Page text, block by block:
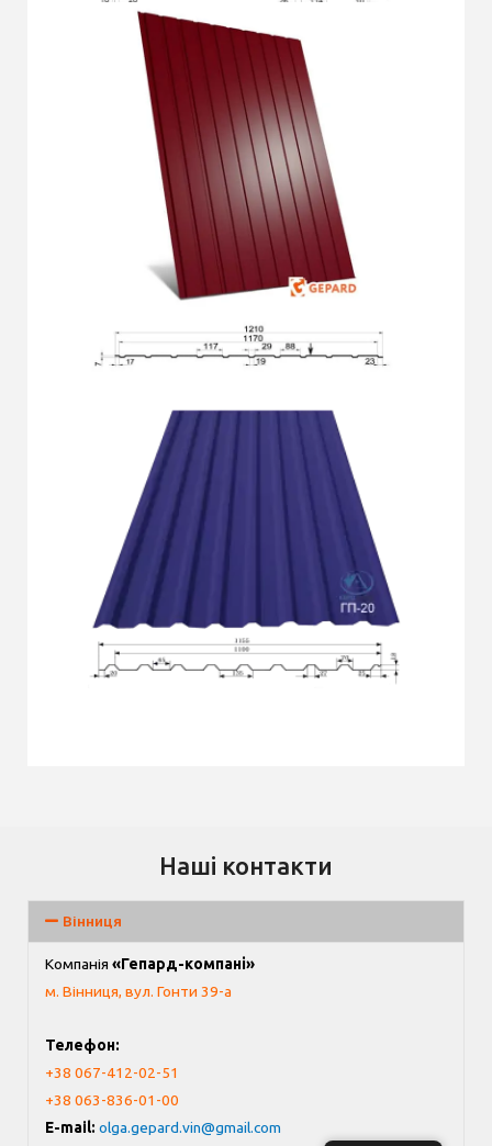
ГП-7
Докладніше
Наші контакти
Вінниця
Компанія «Гепард-компані»
м. Вінниця, вул. Гонти 39-а
Телефон:
+38 067-412-02-51
+38 063-836-01-00
E-mail: olga.gepard.vin@gmail.com